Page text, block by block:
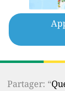
Partager: “